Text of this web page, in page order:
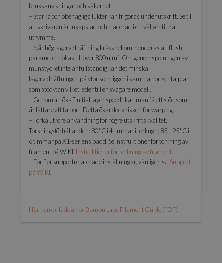
bruksanvisningar och säkerhet.
– Starka och obehagliga lukter kan frigöras under utskrift. Se till
att skrivaren är inkapslad och placerad i ett väl ventilerat
utrymme.
– När hög lagervidhäftning krävs rekommenderas att flush-
parametern ökas till över 800 mm³. Om genomspolningen av
munstycket inte är fullständig kan det minska
lagervidhäftningen på ytor som ligger i samma horisontalplan
som stödytan vilket leder till en svagare modell.
– Genom att öka ”initial layer speed” kan man få ett stöd som
är lättare att ta bort. Detta ökar dock risken för warping.
– Torka ut före användning för högre utskriftskvalitet.
Torkningsförhållanden: 80 °C i 4 timmar i torkugn; 85 – 95 °C i
6 timmar på X1-seriens bädd. Se instruktioner för torkning av
filament på WIKI: Instruktioner för torkning av filament.
– För fler supportrelaterade inställningar, vänligen se: Support
på WIKI
Här kan du ladda ner Bambu Labs Filament Guide (PDF)